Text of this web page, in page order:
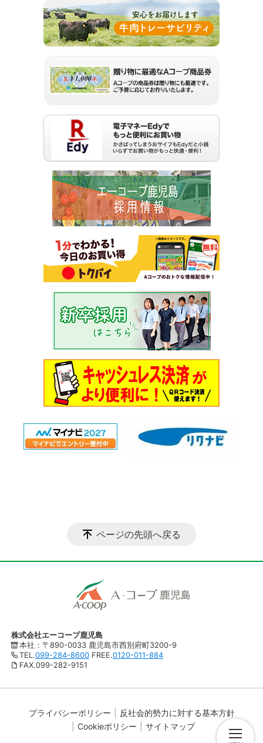
ページの先頭へ戻る
株式会社エーコープ鹿児島
本社：〒890-0033 鹿児島市西別府町3200-9
TEL.099-284-8600FREE.0120-011-884
FAX.099-282-9151
プライバシーポリシー
反社会的勢力に対する基本方針
Cookieポリシー
サイトマップ